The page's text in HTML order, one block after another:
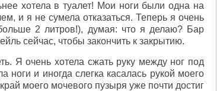
хотела в туалет! Мои ноги были одна на
и я не сумела отказаться. Теперь я очень
2 литров!), думая: что я делаю? Бар
сейчас, чтобы закончить к закрытию.
Я очень хотела сжать руку между ног под
ноги и иногда слегка касалась рукой моего
моего мочевого пузыря уже почти достиг